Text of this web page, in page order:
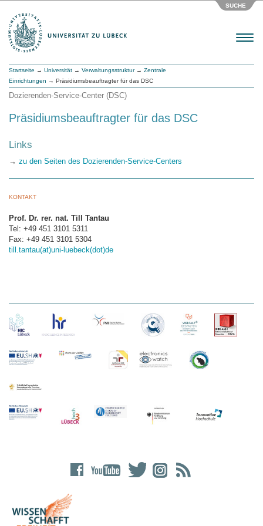
SUCHE
Menu
Startseite → Universität → Verwaltungsstruktur→ Zentrale
Einrichtungen → Präsidiumsbeauftragter für das DSC
Dozierenden-Service-Center (DSC)
Präsidiumsbeauftragter für das DSC
Links
→ zu den Seiten des Dozierenden-Service-Centers
KONTAKT
Prof. Dr. rer. nat. Till Tantau
Tel: +49 451 3101 5311
Fax: +49 451 3101 5304
till.tantau(at)uni-luebeck(dot)de